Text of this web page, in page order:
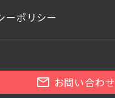
ーポリシー
お問い合わせ